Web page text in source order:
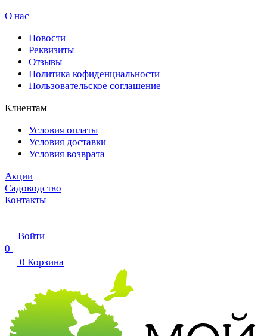
О нас
Новости
Реквизиты
Отзывы
Политика кофиденциальности
Пользовательское соглашение
Клиентам
Условия оплаты
Условия доставки
Условия возврата
Акции
Садоводство
Контакты
Войти
0
0 Корзина